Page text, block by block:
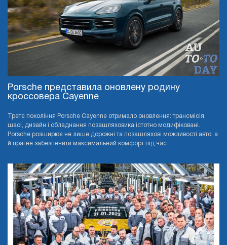
Porsche представила оновлену родину
кроссовера Cayenne
Третє покоління Porsche Cayenne отримало оновлення: трансмісія,
шасі, дизайн і обладнання позашляховика істотно модифіковані.
Porsche розширює не лише дорожні та позашляхові можливості авто, а
й прагне забезпечити максимальний комфорт під час ...